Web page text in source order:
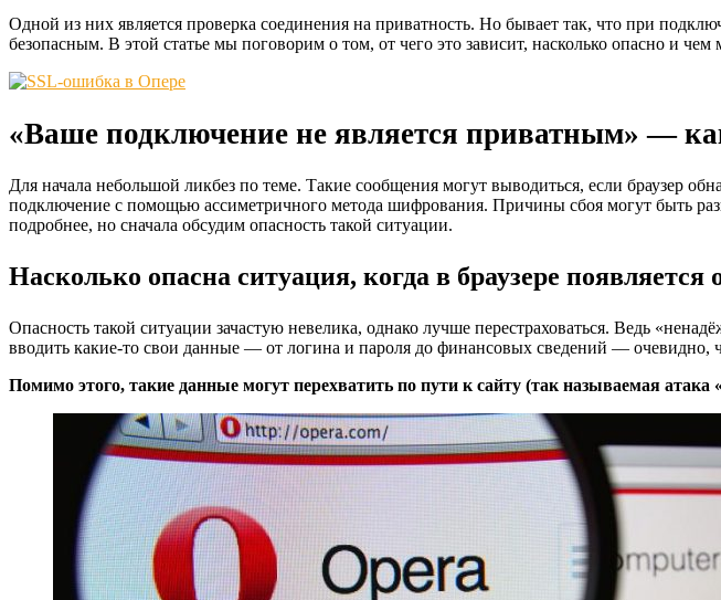
Одной из них является проверка соединения на приватность. Но бывает так, что при
безопасным. В этой статье мы поговорим о том, от чего это зависит, насколько опасно и чем
«Ваше подключение не является приватным» —
Для начала небольшой ликбез по теме. Такие сообщения могут выводиться, если браузер
подключение с помощью ассиметричного метода шифрования. Причины сбоя могут быть
подробнее, но сначала обсудим опасность такой ситуации.
Насколько опасна ситуация, когда в браузере
Опасность такой ситуации зачастую невелика, однако лучше перестраховаться. Ведь
вводить какие-то свои данные — от логина и пароля до финансовых сведений — очевидно,
Помимо этого, такие данные могут перехватить по пути к сайту (так называемая атака